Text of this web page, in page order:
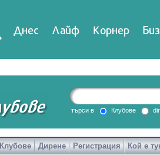
Днес Лайф Корнер
DirTV Impressio
Games
търси в Клубове
Клубове Дирене Регистрация Кой е